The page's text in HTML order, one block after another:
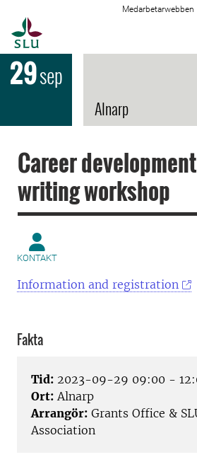
Medarbetarwebben
29sep
Alnarp
Career
writing workshop
KONTAKT
Information and registration
Fakta
Tid: 2023-09-29 09:00 -
Ort: Alnarp
Arrangör: Grants Office &
Association